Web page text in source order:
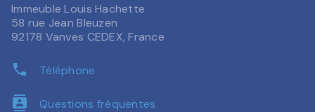
Immeuble Louis Hachette
58 rue Jean Bleuzen
92178 Vanves CEDEX, France
phone Téléphone
contacts Questions fréquentes